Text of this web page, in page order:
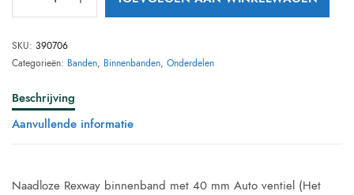
SKU: 390706
Categorieën: Banden, Binnenbanden, Onderdelen
Beschrijving
Aanvullende informatie
Naadloze Rexway binnenband met 40 mm Auto ventiel (Het